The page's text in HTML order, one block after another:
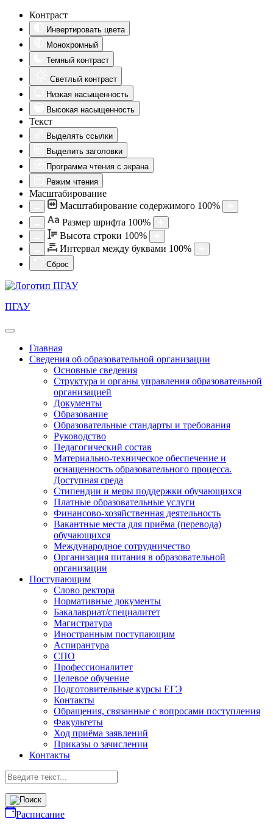
Контраст
Инвертировать цвета
Монохромный
Темный контраст
Светлый контраст
Низкая насыщенность
Высокая насыщенность
Текст
Выделять ссылки
Выделить заголовки
Программа чтения с экрана
Режим чтения
Масштабирование
Масштабирование содержимого 100%
Aa Размер шрифта 100%
Высота строки 100%
Интервал между буквами 100%
Сброс
ПГАУ
Главная
Сведения об образовательной организации
Основные сведения
Структура и органы управления образовательной
организацией
Документы
Образование
Образовательные стандарты и требования
Руководство
Педагогический состав
Материально-техническое обеспечение и
оснащенность образовательного процесса.
Доступная среда
Стипендии и меры поддержки обучающихся
Платные образовательные услуги
Финансово-хозяйственная деятельность
Вакантные места для приёма (перевода)
обучающихся
Международное сотрудничество
Организация питания в образовательной
организации
Поступающим
Слово ректора
Нормативные документы
Бакалавриат/специалитет
Магистратура
Иностранным поступающим
Аспирантура
СПО
Профессионалитет
Целевое обучение
Подготовительные курсы ЕГЭ
Контакты
Обращения, связанные с вопросами поступления
Факультеты
Ход приёма заявлений
Приказы о зачислении
Контакты
Расписание